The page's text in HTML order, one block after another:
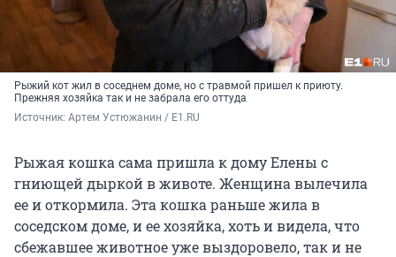
Рыжий кот жил в соседнем доме, но с травмой пришел к приюту.
Прежняя хозяйка так и не забрала его оттуда
Источник: Артем Устюжанин / E1.RU
Рыжая кошка сама пришла к дому Елены с
гниющей дыркой в животе. Женщина вылечила
ее и откормила. Эта кошка раньше жила в
соседском доме, и ее хозяйка, хоть и видела, что
сбежавшее животное уже выздоровело, так и не